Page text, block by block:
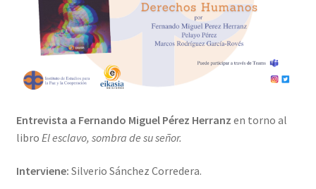
Entrevista a Fernando Miguel Pérez Herranz en torno al
libro El esclavo, sombra de su señor.
Interviene: Silverio Sánchez Corredera.